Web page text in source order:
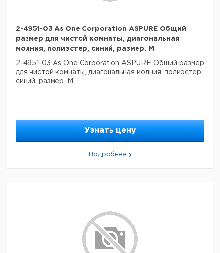
2-4951-03 As One Corporation ASPURE Общий
размер для чистой комнаты, диагональная
молния, полиэстер, синий, размер. M
2-4951-03 As One Corporation ASPURE Общий размер
для чистой комнаты, диагональная молния, полиэстер,
синий, размер. M
Узнать цену
Подробнее